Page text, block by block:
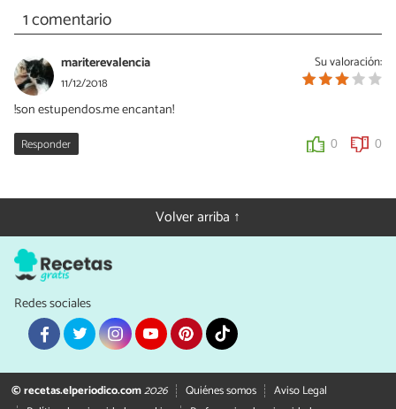
1 comentario
Su valoración:
mariterevalencia
11/12/2018
!son estupendos.me encantan!
Responder 0 0
Volver arriba ↑
Redes sociales
© recetas.elperiodico.com2026 Quiénes somos
Aviso Legal